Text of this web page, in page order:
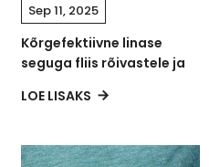
Sep 11, 2025
Kõrgefektiivne linase
seguga fliis rõivastele ja
LOE LISAKS